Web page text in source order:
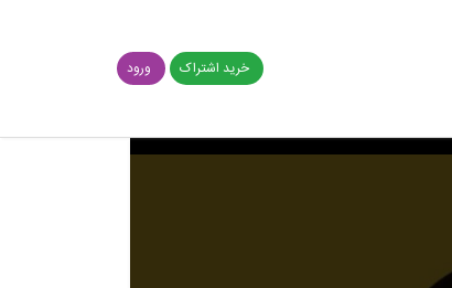
خرید اشتراک
ورود